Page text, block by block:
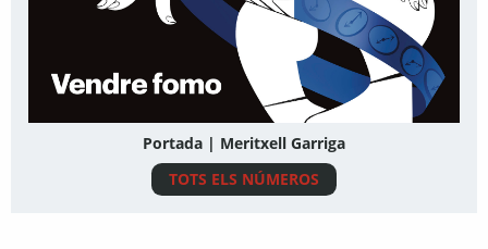
Portada | Meritxell Garriga
TOTS ELS NÚMEROS